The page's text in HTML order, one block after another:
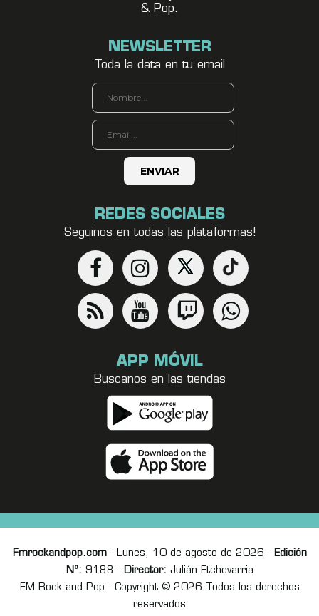
& Pop.
NEWSLETTER
Toda la data en tu email
REDES SOCIALES
Seguinos en todas las plataformas!
APP MÓVIL
Buscanos en las tiendas
Fmrockandpop.com- Lunes, 10 de agosto de 2026 - Edición
Nº: 9188 - Director: Julián Etchevarria
FM Rock and Pop - Copyright © 2026 Todos los derechos
reservados